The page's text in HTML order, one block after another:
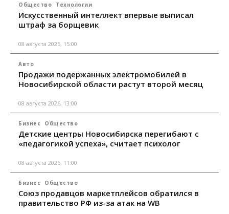
Общество Технологии
Искусственный интеллект впервые выписал
штраф за борщевик
08 августа 2026, 15:00
Авто
Продажи подержанных электромобилей в
Новосибирской области растут второй месяц
08 августа 2026, 13:00
Бизнес Общество
Детские центры Новосибирска перегибают с
«педагогикой успеха», считает психолог
08 августа 2026, 11:00
Бизнес Общество
Союз продавцов маркетплейсов обратился в
правительство РФ из-за атак на WB